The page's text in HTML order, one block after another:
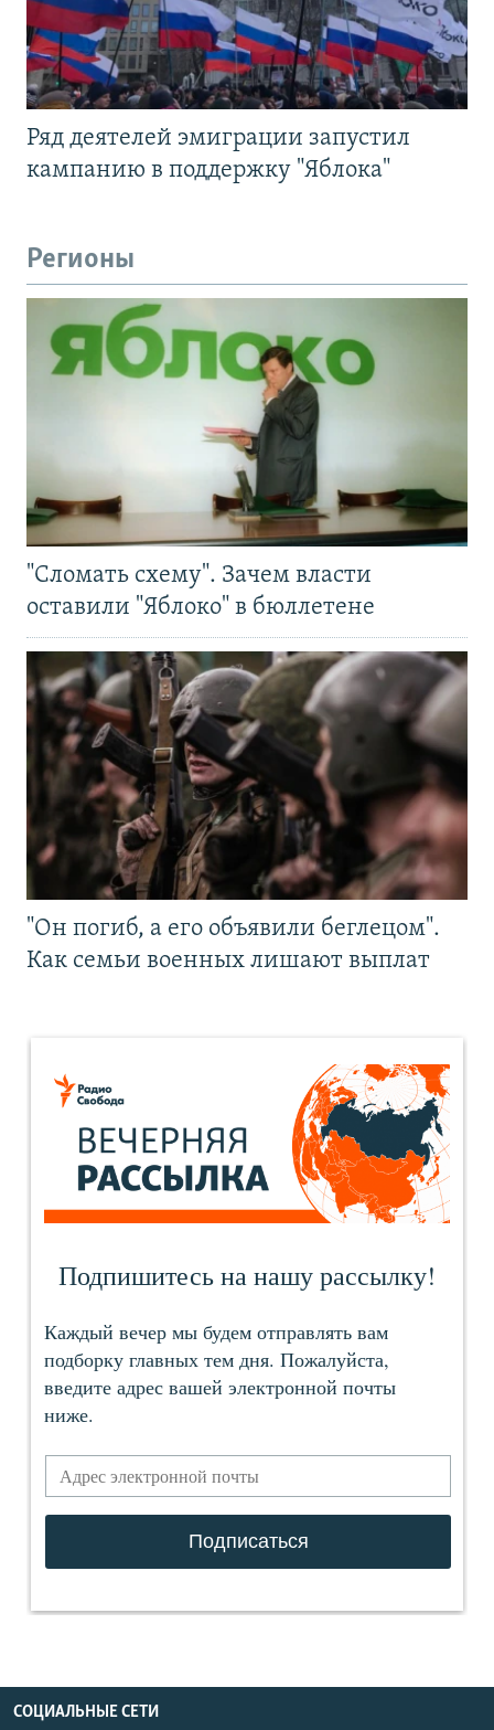
Ряд деятелей эмиграции запустил
кампанию в поддержку "Яблока"
Регионы
"Сломать схему". Зачем власти
оставили "Яблоко" в бюллетене
"Он погиб, а его объявили беглецом".
Как семьи военных лишают выплат
СОЦИАЛЬНЫЕ СЕТИ